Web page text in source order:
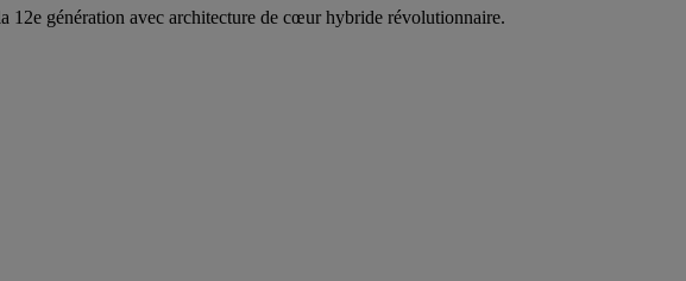
12e génération avec architecture de cœur hybride révolutionnaire.